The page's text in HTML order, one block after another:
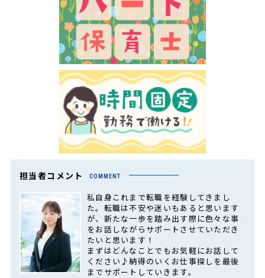
担当者コメント COMMENT
私自身これまで転職を経験してきまし
た。転職は不安や迷いもあると思います
が、新たな一歩を踏み出す際に色々な事
をお話しながらサポートさせていただき
たいと思います！
まずはどんなことでもお気軽にお話して
ください♪納得のいくお仕事探しを最後
までサポートしていきます。